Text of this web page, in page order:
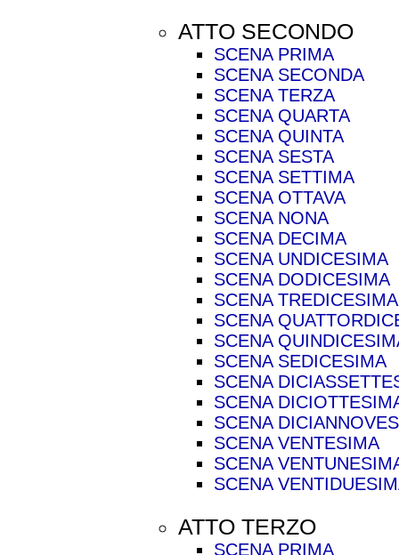
ATTO SECONDO
SCENA PRIMA
SCENA SECONDA
SCENA TERZA
SCENA QUARTA
SCENA QUINTA
SCENA SESTA
SCENA SETTIMA
SCENA OTTAVA
SCENA NONA
SCENA DECIMA
SCENA UNDICESIMA
SCENA DODICESIMA
SCENA TREDICESIMA
SCENA
SCENA
SCENA SEDICESIMA
SCENA
SCENA
SCENA
SCENA VENTESIMA
SCENA
SCENA
ATTO TERZO
SCENA PRIMA